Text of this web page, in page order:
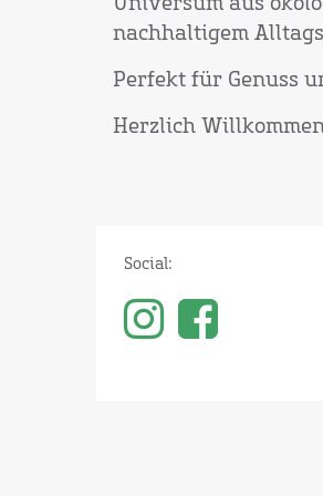
Universum aus
nachhaltigem
Perfekt für Genuss
Herzlich
Social: